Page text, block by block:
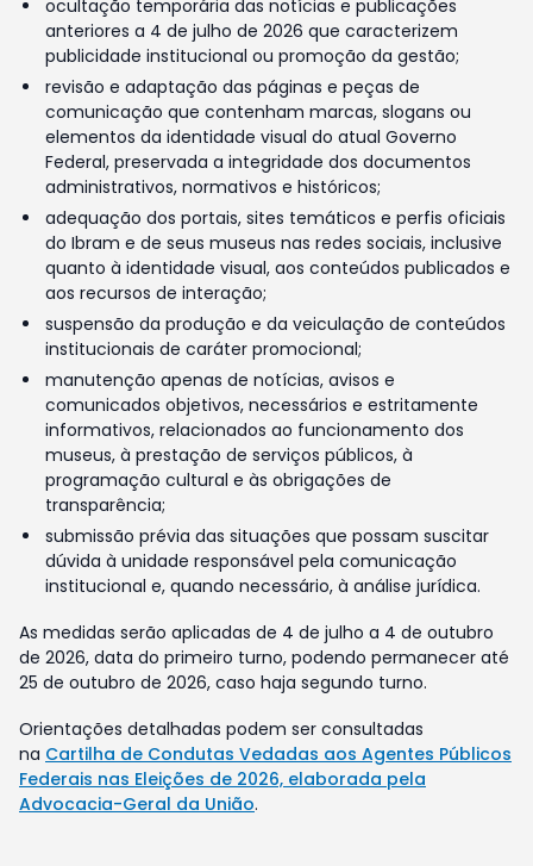
ocultação temporária das notícias e publicações
anteriores a 4 de julho de 2026 que caracterizem
publicidade institucional ou promoção da gestão;
revisão e adaptação das páginas e peças de
comunicação que contenham marcas, slogans ou
elementos da identidade visual do atual Governo
Federal, preservada a integridade dos documentos
administrativos, normativos e históricos;
adequação dos portais, sites temáticos e perfis oficiais
do Ibram e de seus museus nas redes sociais, inclusive
quanto à identidade visual, aos conteúdos publicados e
aos recursos de interação;
suspensão da produção e da veiculação de conteúdos
institucionais de caráter promocional;
manutenção apenas de notícias, avisos e
comunicados objetivos, necessários e estritamente
informativos, relacionados ao funcionamento dos
museus, à prestação de serviços públicos, à
programação cultural e às obrigações de
transparência;
submissão prévia das situações que possam suscitar
dúvida à unidade responsável pela comunicação
institucional e, quando necessário, à análise jurídica.
As medidas serão aplicadas de 4 de julho a 4 de outubro
de 2026, data do primeiro turno, podendo permanecer até
25 de outubro de 2026, caso haja segundo turno.
Orientações detalhadas podem ser consultadas
na Cartilha de Condutas Vedadas aos Agentes Públicos
Federais nas Eleições de 2026, elaborada pela
Advocacia-Geral da União.